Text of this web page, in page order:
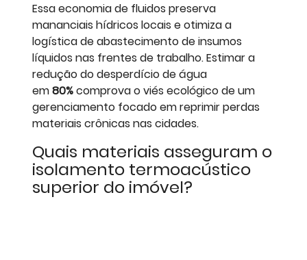
Essa economia de fluidos preserva
mananciais hídricos locais e otimiza a
logística de abastecimento de insumos
líquidos nas frentes de trabalho. Estimar a
redução do desperdício de água
em80%comprova o viés ecológico de um
gerenciamento focado em reprimir perdas
materiais crônicas nas cidades.
Quais materiais asseguram o
isolamento termoacústico
superior do imóvel?